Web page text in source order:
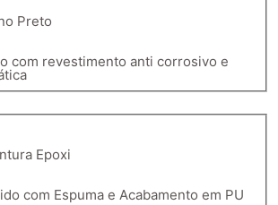
Preto
com revestimento anti corrosivo e
Epoxi
com Espuma e Acabamento em PU